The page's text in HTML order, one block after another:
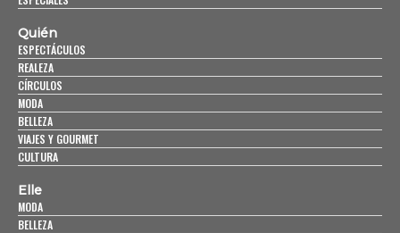
Quién
ESPECTÁCULOS
REALEZA
CÍRCULOS
MODA
BELLEZA
VIAJES Y GOURMET
CULTURA
Elle
MODA
BELLEZA